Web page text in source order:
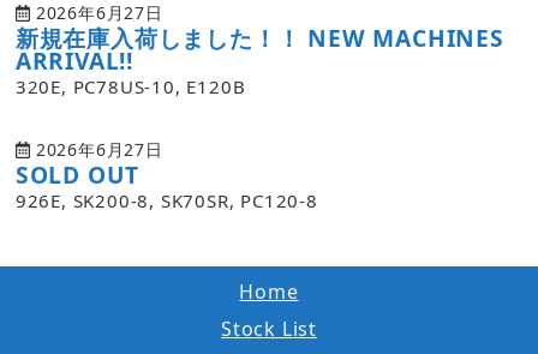
2026年6月27日
新規在庫入荷しました！！ NEW MACHINES
ARRIVAL!!
320E, PC78US-10, E120B
2026年6月27日
SOLD OUT
926E, SK200-8, SK70SR, PC120-8
Home
Stock List